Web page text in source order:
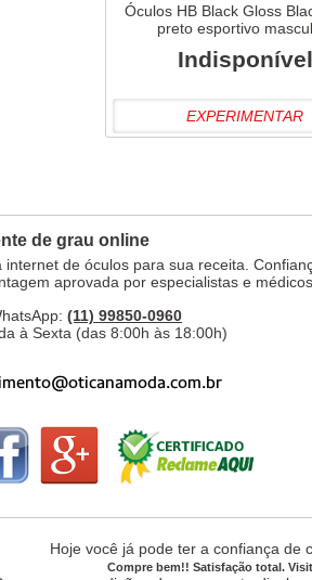
Óculos HB Black Gloss
preto esportivo
Indisponível
EXPERIMENTAR
de grau online
internet de óculos para sua receita.
aprovada por especialistas e médicos.
(11) 99850-0960
à Sexta (das 8:00h às 18:00h)
Hoje você já pode ter a confiança de
Compre bem!! Satisfação total.